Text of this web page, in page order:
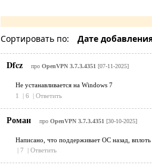
Сортировать по: Дате
Dfcz про OpenVPN 3.7.3.4351 [07-11-2025]
Не устанавливается на Windows 7
1
| 6 | Ответить
Роман про OpenVPN 3.7.3.4351 [30-10-2025]
Написано, что поддерживает ОС назад,
| 7 | Ответить